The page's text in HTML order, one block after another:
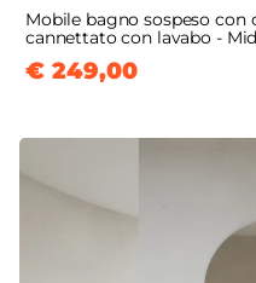
Mobile bagno sospeso con
cannettato con lavabo -
€ 249,00